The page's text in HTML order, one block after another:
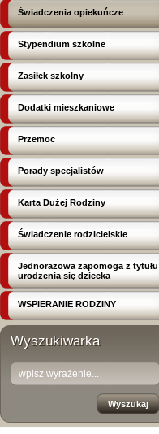
Świadczenia opiekuńcze
Stypendium szkolne
Zasiłek szkolny
Dodatki mieszkaniowe
Przemoc
Porady specjalistów
Karta Dużej Rodziny
Świadczenie rodzicielskie
Jednorazowa zapomoga z tytułu
urodzenia się dziecka
WSPIERANIE RODZINY
Wyszukiwarka